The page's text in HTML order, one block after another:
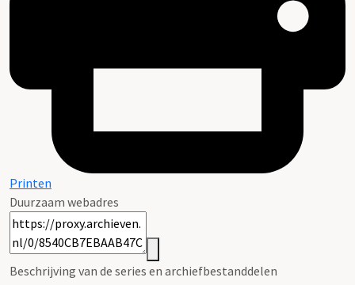
Printen
Duurzaam webadres
Beschrijving van de series en archiefbestanddelen